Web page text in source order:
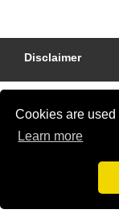
Cookies are
Learn more
Disclaimer